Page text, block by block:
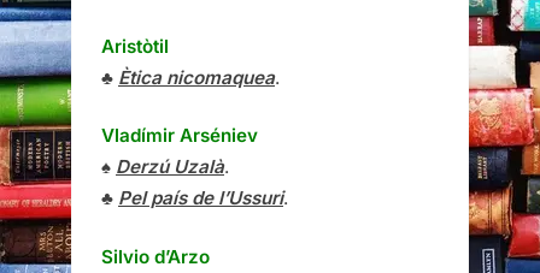
Aristòtil
♣ Ètica nicomaquea.
Vladímir Arséniev
♠ Derzú Uzalà.
♣ Pel país de l’Ussuri.
Silvio d’Arzo